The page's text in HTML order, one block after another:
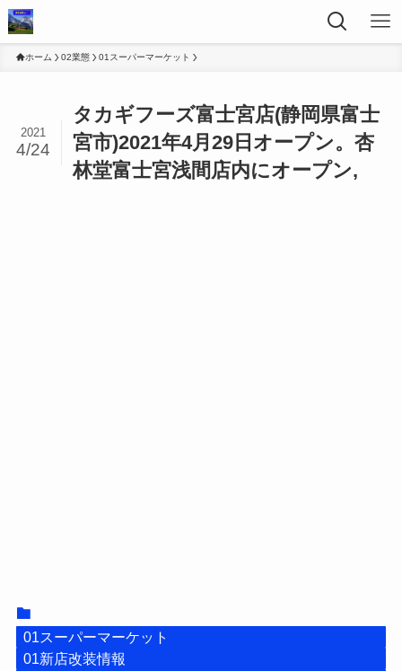
ホーム 02業態 01スーパーマーケット
タカギフーズ富士宮店(静岡県富士
宮市)2021年4月29日オープン。杏
林堂富士宮浅間店内にオープン,
2021
4/24
01スーパーマーケット
01新店改装情報